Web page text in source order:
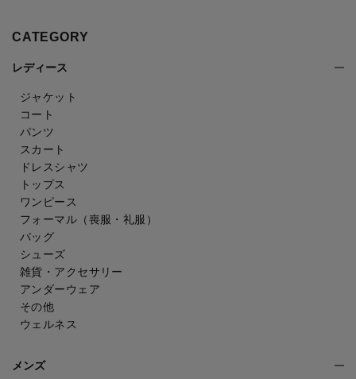
CATEGORY
レディース
ジャケット
コート
パンツ
スカート
ドレスシャツ
トップス
ワンピース
フォーマル（喪服・礼服）
バッグ
シューズ
雑貨・アクセサリー
アンダーウェア
その他
ウェルネス
メンズ